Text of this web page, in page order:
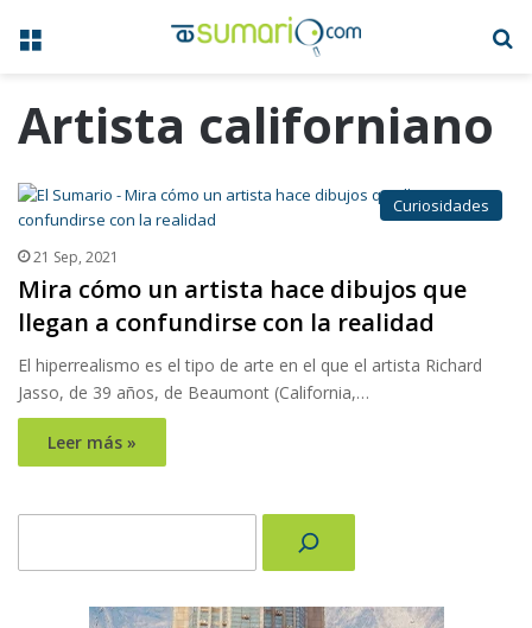
Menú
Artista californiano
Curiosidades
21 Sep, 2021
Mira cómo un artista hace dibujos que
llegan a confundirse con la realidad
El hiperrealismo es el tipo de arte en el que el artista Richard
Jasso, de 39 años, de Beaumont (California,…
Leer más »